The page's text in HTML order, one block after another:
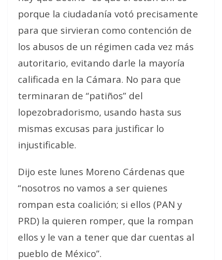
porque la ciudadanía votó precisamente
para que sirvieran como contención de
los abusos de un régimen cada vez más
autoritario, evitando darle la mayoría
calificada en la Cámara. No para que
terminaran de “patiños” del
lopezobradorismo, usando hasta sus
mismas excusas para justificar lo
injustificable.
Dijo este lunes Moreno Cárdenas que
“nosotros no vamos a ser quienes
rompan esta coalición; si ellos (PAN y
PRD) la quieren romper, que la rompan
ellos y le van a tener que dar cuentas al
pueblo de México”.